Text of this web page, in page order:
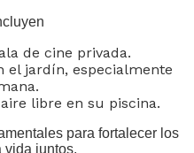
de cine privada.
el jardín, especialmente
libre en su piscina.
para fortalecer los
vida juntos.